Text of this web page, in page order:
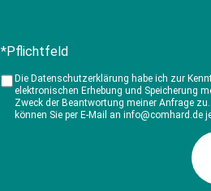
*Pflichtfeld
Die Datenschutzerklärung habe ich zur
elektronischen Erhebung und Speicherung
Zweck der Beantwortung meiner Anfrage
können Sie per E-Mail an info@comhard.de